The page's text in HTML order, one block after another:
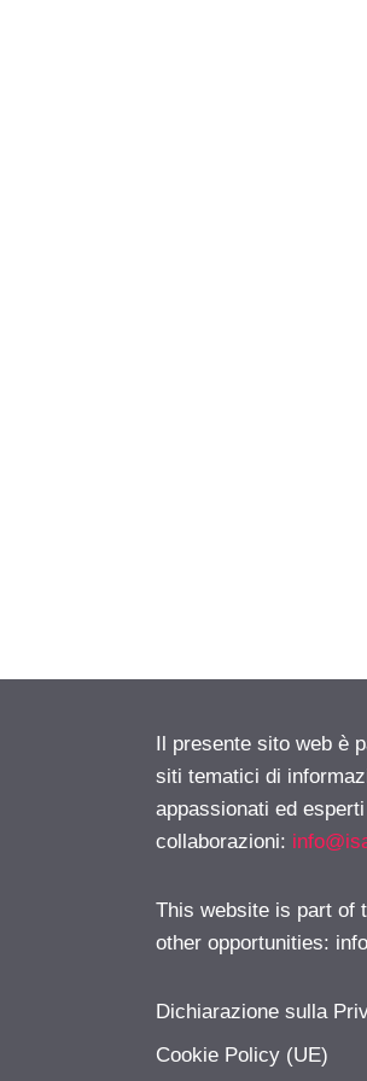
Il presente sito web è
siti tematici di
appassionati ed
collaborazioni:
This website is part of
other opportunities:
Dichiarazione sulla
Cookie Policy (UE)